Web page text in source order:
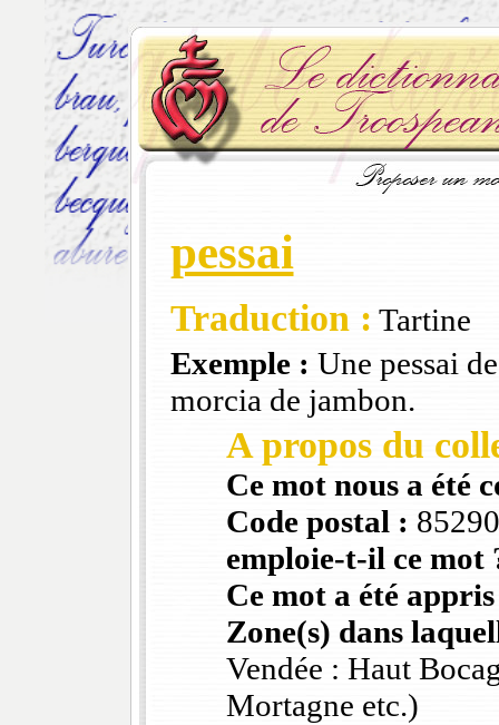
pessai
Traduction : Tartine
Exemple : Une pessai
morcia de jambon.
A propos du
Ce mot nous a été
Code postal :
emploie-t-il ce mot
Ce mot a été
Zone(s) dans
Vendée : Haut
Mortagne etc.)